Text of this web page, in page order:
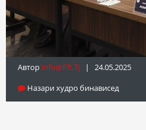
Автор Info@fft.tj | 24.05.2025
Назари худро бинависед